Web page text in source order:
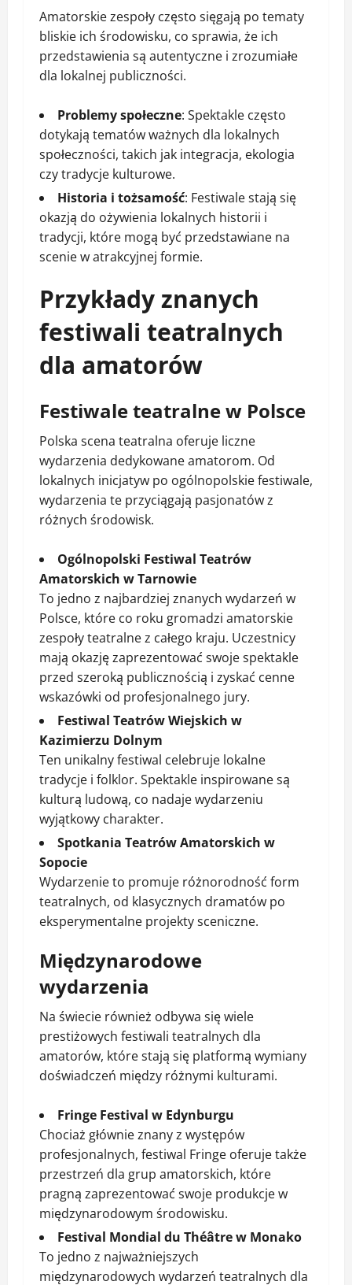
Amatorskie zespoły często sięgają po tematy
bliskie ich środowisku, co sprawia, że ich
przedstawienia są autentyczne i zrozumiałe
dla lokalnej publiczności.
Problemy społeczne: Spektakle często
dotykają tematów ważnych dla lokalnych
społeczności, takich jak integracja, ekologia
czy tradycje kulturowe.
Historia i tożsamość: Festiwale stają się
okazją do ożywienia lokalnych historii i
tradycji, które mogą być przedstawiane na
scenie w atrakcyjnej formie.
Przykłady znanych
festiwali teatralnych
dla amatorów
Festiwale teatralne w Polsce
Polska scena teatralna oferuje liczne
wydarzenia dedykowane amatorom. Od
lokalnych inicjatyw po ogólnopolskie festiwale,
wydarzenia te przyciągają pasjonatów z
różnych środowisk.
Ogólnopolski Festiwal Teatrów
Amatorskich w Tarnowie
To jedno z najbardziej znanych wydarzeń w
Polsce, które co roku gromadzi amatorskie
zespoły teatralne z całego kraju. Uczestnicy
mają okazję zaprezentować swoje spektakle
przed szeroką publicznością i zyskać cenne
wskazówki od profesjonalnego jury.
Festiwal Teatrów Wiejskich w
Kazimierzu Dolnym
Ten unikalny festiwal celebruje lokalne
tradycje i folklor. Spektakle inspirowane są
kulturą ludową, co nadaje wydarzeniu
wyjątkowy charakter.
Spotkania Teatrów Amatorskich w
Sopocie
Wydarzenie to promuje różnorodność form
teatralnych, od klasycznych dramatów po
eksperymentalne projekty sceniczne.
Międzynarodowe
wydarzenia
Na świecie również odbywa się wiele
prestiżowych festiwali teatralnych dla
amatorów, które stają się platformą wymiany
doświadczeń między różnymi kulturami.
Fringe Festival w Edynburgu
Chociaż głównie znany z występów
profesjonalnych, festiwal Fringe oferuje także
przestrzeń dla grup amatorskich, które
pragną zaprezentować swoje produkcje w
międzynarodowym środowisku.
Festival Mondial du Théâtre w Monako
To jedno z najważniejszych
międzynarodowych wydarzeń teatralnych dla